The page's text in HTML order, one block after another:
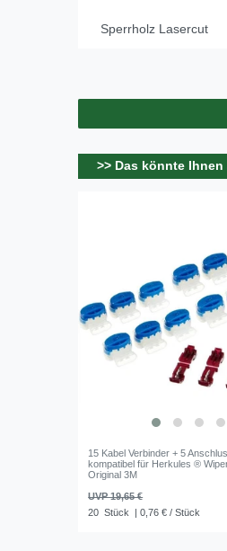
Sperrholz Lasercut
>> Das könnte
15 Kabel Verbinder + 5
kompatibel für Herkules ®
Original 3M
UVP 19,65 €
20 Stück | 0,76 € / Stück